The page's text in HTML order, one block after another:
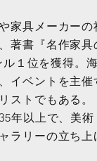
家具メーカーの
著書『名作家
１位を獲得。
イベントを主催
ストでもある。
年以上で、美術
ラリーの立ち上